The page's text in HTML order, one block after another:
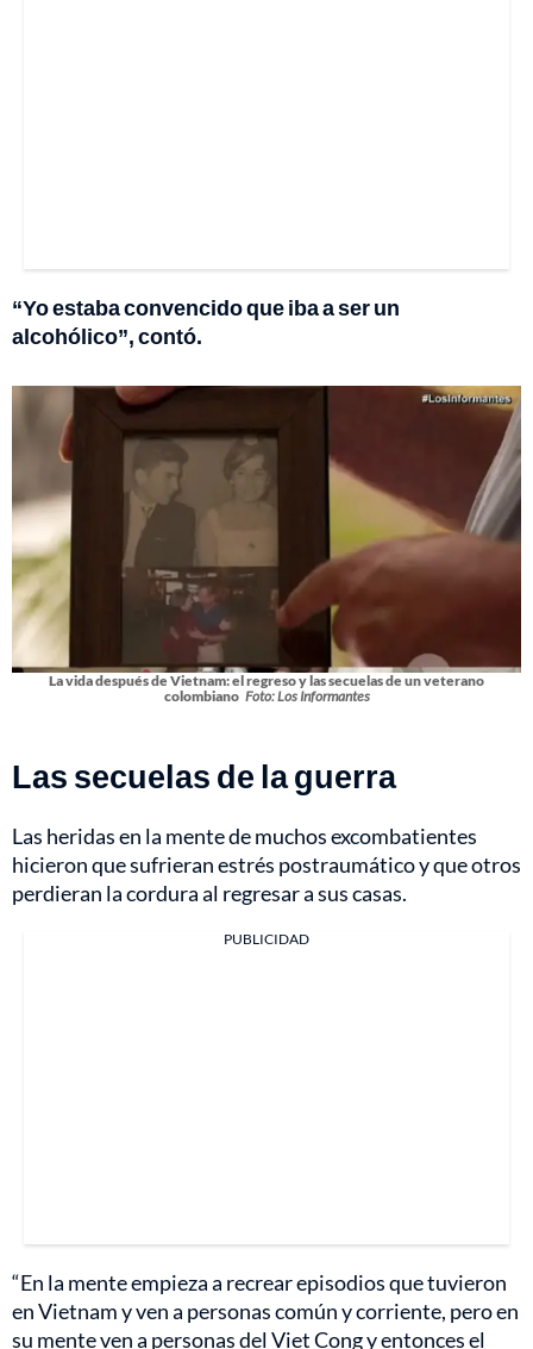
“Yo estaba convencido que iba a ser un
alcohólico”, contó.
La vida después de Vietnam: el regreso y las secuelas de un veterano
colombiano Foto: Los Informantes
Las secuelas de la guerra
Las heridas en la mente de muchos excombatientes
hicieron que sufrieran estrés postraumático y que otros
perdieran la cordura al regresar a sus casas.
PUBLICIDAD
“En la mente empieza a recrear episodios que tuvieron
en Vietnam y ven a personas común y corriente, pero en
su mente ven a personas del Viet Cong y entonces el